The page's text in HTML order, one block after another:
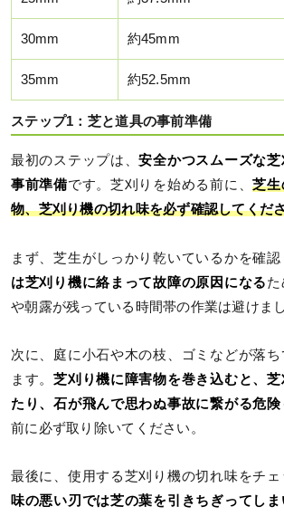
30mm 約45mm
35mm 約52.5mm
ステップ1：芝と道具の事前準備
最初のステップは、安全かつスムーズな
事前準備です。芝刈りを始める前に、芝生
物、芝刈り機の切れ味を必ず確認してくだ
まず、芝生がしっかり乾いているかを確認
は芝刈り機に絡まって故障の原因になる
や朝露が残っている時間帯の作業は避けまし
次に、庭に小石や木の枝、ゴミなどが落
ます。芝刈り機に障害物を巻き込むと、
たり、石が飛んで思わぬ事故に繋がる危険
前に必ず取り除いてください。
最後に、使用する芝刈り機の切れ味をチェ
味の悪い刃では芝の葉を引きちぎってし